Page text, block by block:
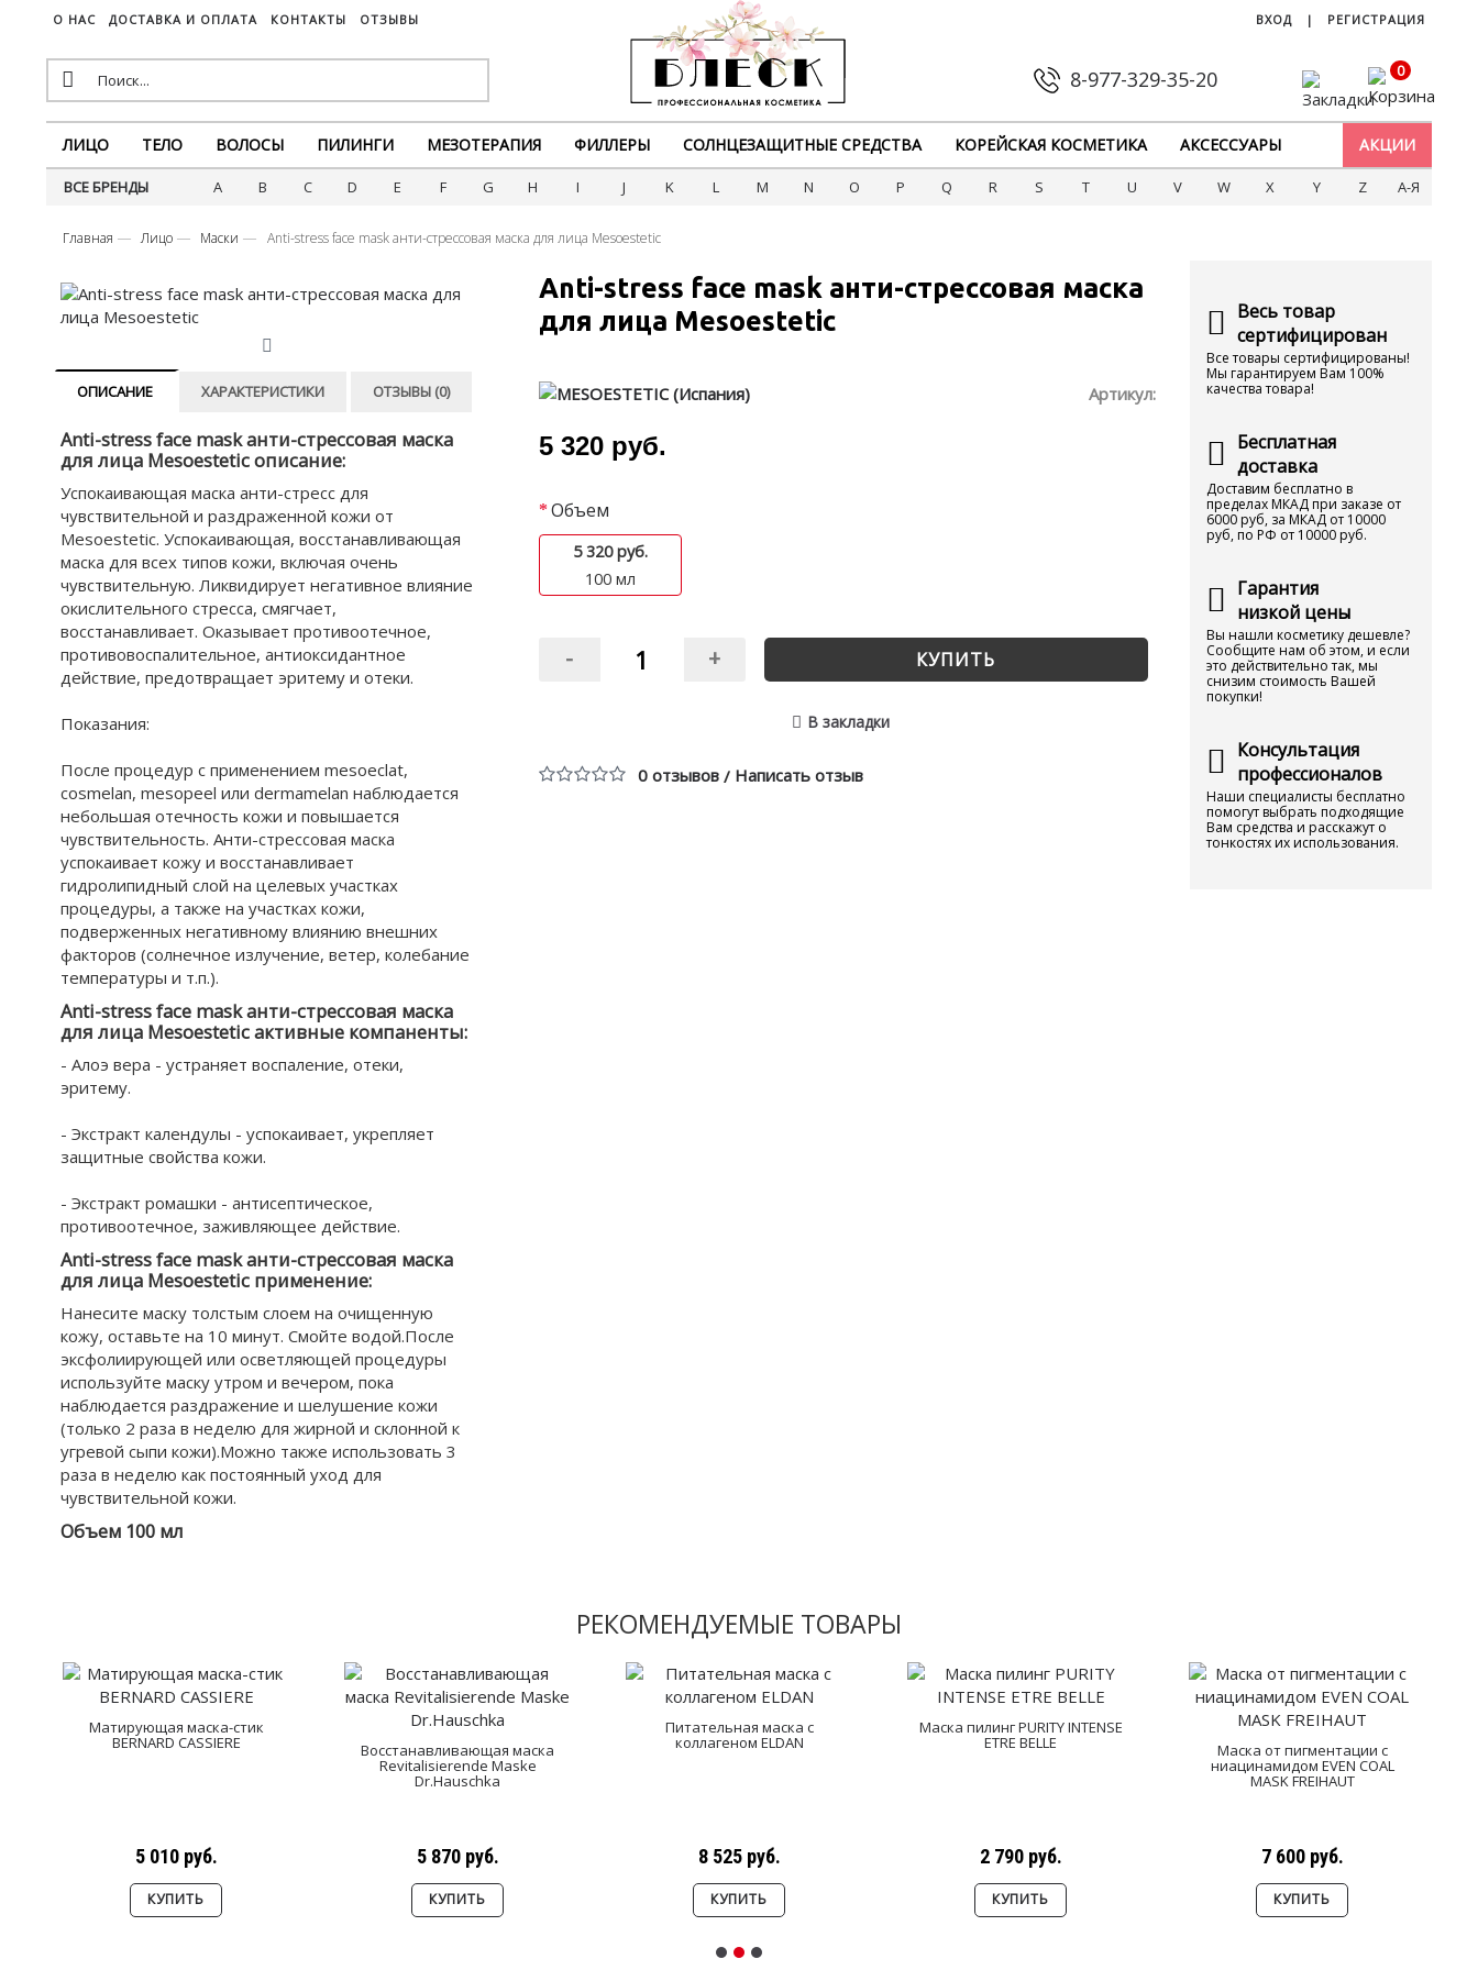
О НАС ДОСТАВКА И ОПЛАТА КОНТАКТЫ ОТЗЫВЫ ВХОД | РЕГИСТРАЦИЯ
8-977-329-35-20 0
ЛИЦО ТЕЛО ВОЛОСЫ ПИЛИНГИ МЕЗОТЕРАПИЯ ФИЛЛЕРЫ СОЛНЦЕЗАЩИТНЫЕ СРЕДСТВА КОРЕЙСКАЯ КОСМЕТИКА АКСЕССУАРЫ АКЦИИ
ВСЕ БРЕНДЫ A B C D E F G H I J K L M N O P Q R S T U V W X Y Z А-Я
Главная Лицо Маски Anti-stress face mask анти-стрессовая маска для лица Mesoestetic
Весь товар
сертифицирован
Все товары сертифицированы!
Мы гарантируем Вам 100%
качества товара!
Бесплатная
доставка
Доставим бесплатно в
пределах МКАД при заказе от
6000 руб, за МКАД от 10000
руб, по РФ от 10000 руб.
Гарантия
низкой цены
Вы нашли косметику дешевле?
Сообщите нам об этом, и если
это действительно так, мы
снизим стоимость Вашей
покупки!
Консультация
профессионалов
Наши специалисты бесплатно
помогут выбрать подходящие
Вам средства и расскажут о
тонкостях их использования.
ОПИСАНИЕ ХАРАКТЕРИСТИКИ ОТЗЫВЫ (0)
Anti-stress face mask анти-стрессовая маска
для лица Mesoestetic описание:
Успокаивающая маска анти-стресс для
чувствительной и раздраженной кожи от
Mesoestetic. Успокаивающая, восстанавливающая
маска для всех типов кожи, включая очень
чувствительную. Ликвидирует негативное влияние
окислительного стресса, смягчает,
восстанавливает. Оказывает противоотечное,
противовоспалительное, антиоксидантное
действие, предотвращает эритему и отеки.
Показания:
После процедур с применением mesoeclat,
cosmelan, mesopeel или dermamelan наблюдается
небольшая отечность кожи и повышается
чувствительность. Анти-стрессовая маска
успокаивает кожу и восстанавливает
гидролипидный слой на целевых участках
процедуры, а также на участках кожи,
подверженных негативному влиянию внешних
факторов (солнечное излучение, ветер, колебание
температуры и т.п.).
Anti-stress face mask анти-стрессовая маска
для лица Mesoestetic активные компаненты:
- Алоэ вера - устраняет воспаление, отеки,
эритему.
- Экстракт календулы - успокаивает, укрепляет
защитные свойства кожи.
- Экстракт ромашки - антисептическое,
противоотечное, заживляющее действие.
Anti-stress face mask анти-стрессовая маска
для лица Mesoestetic применение:
Нанесите маску толстым слоем на очищенную
кожу, оставьте на 10 минут. Смойте водой.После
эксфолиирующей или осветляющей процедуры
используйте маску утром и вечером, пока
наблюдается раздражение и шелушение кожи
(только 2 раза в неделю для жирной и склонной к
угревой сыпи кожи).Можно также использовать 3
раза в неделю как постоянный уход для
чувствительной кожи.
Объем 100 мл
Anti-stress face mask анти-стрессовая маска
для лица Mesoestetic
Артикул:
5 320 руб.
Объем
5 320 руб.
100 мл
- + КУПИТЬ
В закладки
0 отзывов/ Написать отзыв
РЕКОМЕНДУЕМЫЕ ТОВАРЫ
Матирующая маска-стик
BERNARD CASSIERE
5 010 руб.
КУПИТЬ
Восстанавливающая маска
Revitalisierende Maske
Dr.Hauschka
5 870 руб.
КУПИТЬ
Питательная маска с
коллагеном ELDAN
8 525 руб.
КУПИТЬ
Маска пилинг PURITY INTENSE
ETRE BELLE
2 790 руб.
КУПИТЬ
Маска от пигментации с
ниацинамидом EVEN COAL
MASK FREIHAUT
7 600 руб.
КУПИТЬ